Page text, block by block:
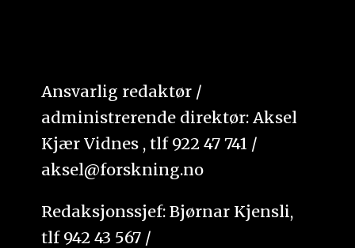
Ansvarlig redaktør /
administrerende direktør: Aksel
Kjær Vidnes , tlf 922 47 741 /
aksel@forskning.no
Redaksjonssjef: Bjørnar Kjensli,
tlf 942 43 567 /